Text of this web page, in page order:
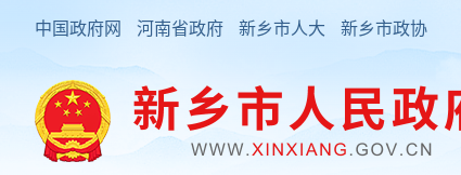
中国政府网 河南省政府 新乡市人大 新乡市政协